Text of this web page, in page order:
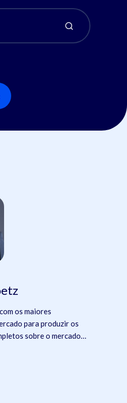
os maiores
para produzir os
sobre o mercado
advocacia.